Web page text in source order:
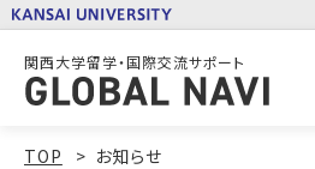
関西大学留学・国際交流サポート
TOP お知らせ